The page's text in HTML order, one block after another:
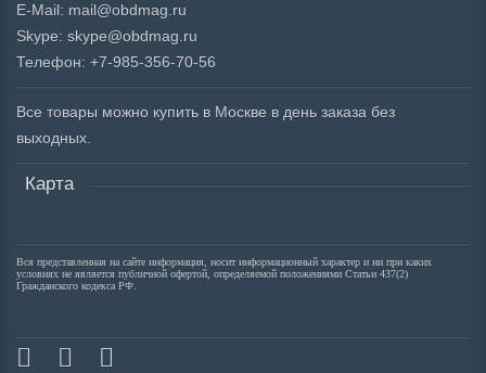
E-Mail: mail@obdmag.ru
Skype: skype@obdmag.ru
Телефон: +7-985-356-70-56
Все товары можно купить в Москве в день заказа без
выходных.
Карта
Вся представленная на сайте информация, носит информационный характер и ни при каких
условиях не является публичной офертой, определяемой положениями Статьи 437(2)
Гражданского кодекса РФ.